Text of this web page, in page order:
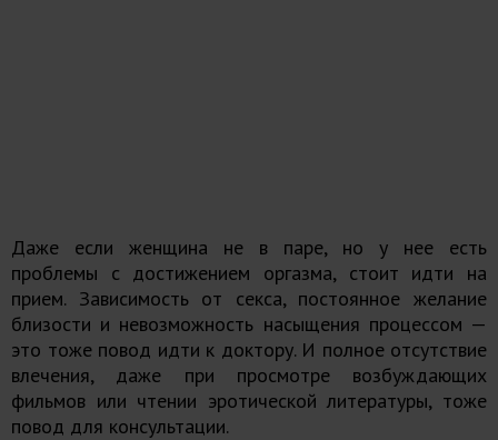
Даже если женщина не в паре, но у нее есть
проблемы с достижением оргазма, стоит идти на
прием. Зависимость от секса, постоянное желание
близости и невозможность насыщения процессом —
это тоже повод идти к доктору. И полное отсутствие
влечения, даже при просмотре возбуждающих
фильмов или чтении эротической литературы, тоже
повод для консультации.